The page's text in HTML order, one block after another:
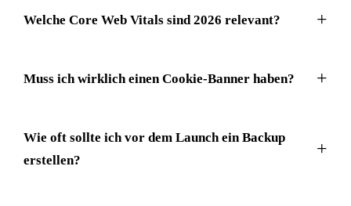
Welche Core Web Vitals sind 2026 relevant?
Muss ich wirklich einen Cookie-Banner haben?
Wie oft sollte ich vor dem Launch ein Backup
erstellen?